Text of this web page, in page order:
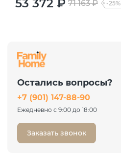
53 372 ₽ 71 163 ₽ -25%
Остались вопросы?
+7 (901) 147-88-90
Ежедневно с 9:00 до 18:00
Заказать звонок